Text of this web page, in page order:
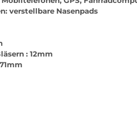
verstellbare Nasenpads
: 12mm